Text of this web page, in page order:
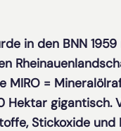
in den BNN
MIRO =
Hektar gigantisch.
Stickoxide und